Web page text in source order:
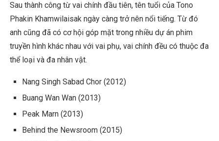
Sau thành công từ vai chính đầu tiên, tên tuổi của Tono
Phakin Khamwilaisak ngày càng trở nên nổi tiếng. Từ đó
anh cũng đã có cơ hội góp mặt trong nhiều dự án phim
truyền hình khác nhau với vai phụ, vai chính đều có thuộc đa
thể loại và đa nhân vật.
Nang Singh Sabad Chor (2012)
Buang Wan Wan (2013)
Peak Marn (2013)
Behind the Newsroom (2015)